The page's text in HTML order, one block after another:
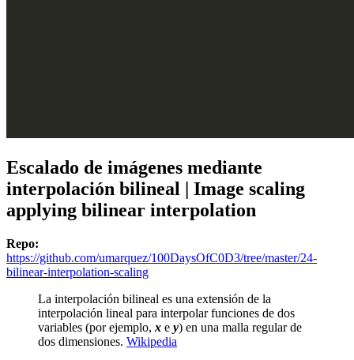
Escalado de imágenes mediante
interpolación bilineal | Image scaling
applying bilinear interpolation
Repo:
https://github.com/umarquez/100DaysOfC0D3/tree/master/24-
bilinear-interpolation-scaling
La interpolación bilineal es una extensión de la
interpolación lineal para interpolar funciones de dos
variables (por ejemplo, x e y) en una malla regular de
dos dimensiones. Wikipedia